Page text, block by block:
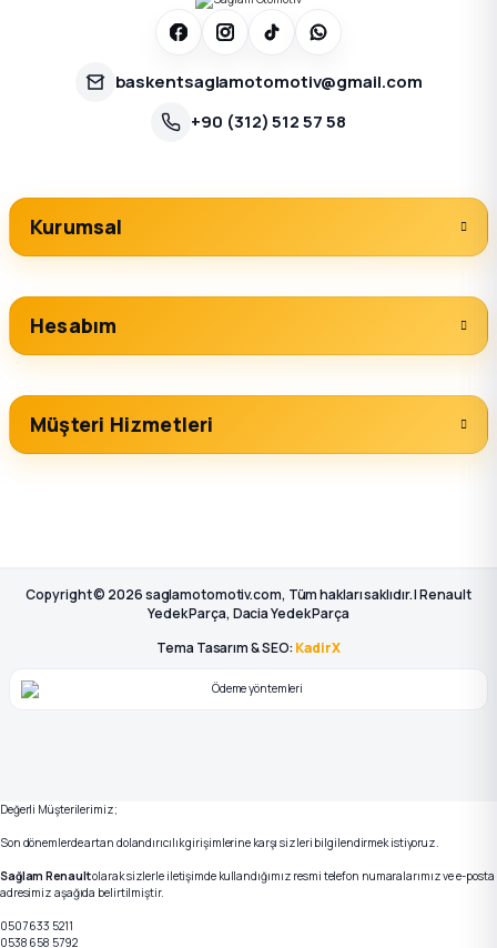
baskentsaglamotomotiv@gmail.com
+90 (312) 512 57 58
Kurumsal
Hesabım
Müşteri Hizmetleri
Copyright © 2026 saglamotomotiv.com, Tüm hakları saklıdır. | Renault
Yedek Parça, Dacia Yedek Parça
Tema Tasarım & SEO: KadirX
Değerli Müşterilerimiz;
Son dönemlerde artan dolandırıcılık girişimlerine karşı sizleri bilgilendirmek istiyoruz.
Sağlam Renaultolarak sizlerle iletişimde kullandığımız resmi telefon numaralarımız ve e-posta
adresimiz aşağıda belirtilmiştir.
0507 633 5211
0538 658 5792